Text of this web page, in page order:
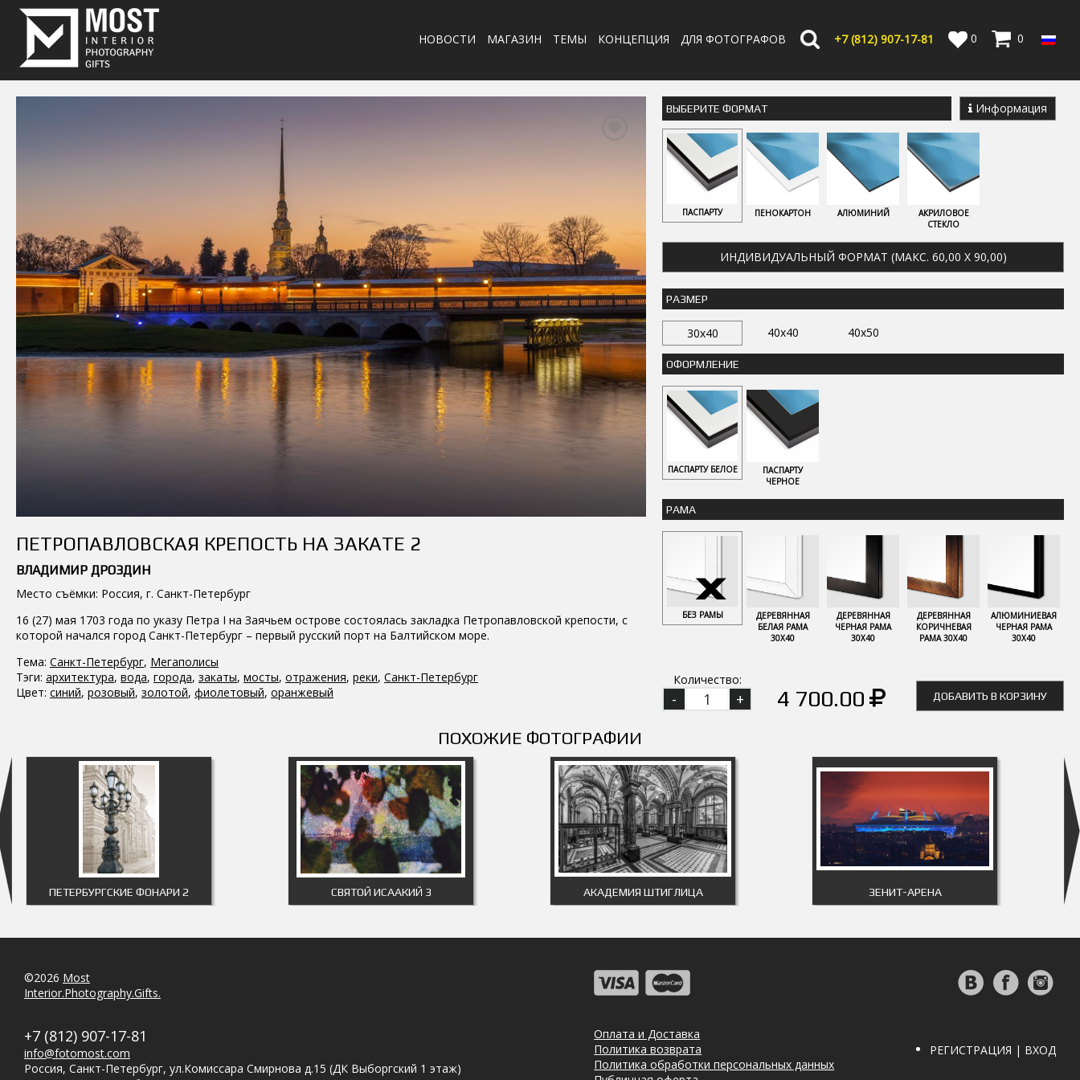
НОВОСТИ МАГАЗИН ТЕМЫ КОНЦЕПЦИЯ ДЛЯ ФОТОГРАФОВ +7 (812) 907-17-81 0 0
ПЕТРОПАВЛОВСКАЯ КРЕПОСТЬ НА ЗАКАТЕ 2
ВЛАДИМИР ДРОЗДИН
Место съёмки: Россия, г. Санкт-Петербург
16 (27) мая 1703 года по указу Петра I на Заячьем острове состоялась закладка Петропавловской крепости, с
которой начался город Санкт-Петербург – первый русский порт на Балтийском море.
Тема: Санкт-Петербург, Мегаполисы
Тэги: архитектура, вода, города, закаты, мосты, отражения, реки, Санкт-Петербург
Цвет: синий, розовый, золотой, фиолетовый, оранжевый
ВЫБЕРИТЕ ФОРМАТ Информация
ПАСПАРТУ ПЕНОКАРТОН АЛЮМИНИЙ
АКРИЛОВОЕ
СТЕКЛО
ИНДИВИДУАЛЬНЫЙ ФОРМАТ (МАКС. 60,00 X 90,00)
РАЗМЕР
30x40 40x40 40x50
ОФОРМЛЕНИЕ
ПАСПАРТУ БЕЛОЕ
ПАСПАРТУ
ЧЕРНОЕ
РАМА
БЕЗ РАМЫ
ДЕРЕВЯННАЯ
БЕЛАЯ РАМА
30Х40
ДЕРЕВЯННАЯ
ЧЕРНАЯ РАМА
30Х40
ДЕРЕВЯННАЯ
КОРИЧНЕВАЯ
РАМА 30Х40
АЛЮМИНИЕВАЯ
ЧЕРНАЯ РАМА
30Х40
Количество:
4 700.00 ДОБАВИТЬ В КОРЗИНУ
ПОХОЖИЕ ФОТОГРАФИИ
ПЕТЕРБУРГСКИЕ ФОНАРИ 2 СВЯТОЙ ИСААКИЙ 3 АКАДЕМИЯ ШТИГЛИЦА ЗЕНИТ-АРЕНА
©2026 Most
Interior.Photography.Gifts.
Оплата и Доставка
Политика возврата
Политика обработки персональных данных
+7 (812) 907-17-81
info@fotomost.com
Россия, Санкт-Петербург, ул.Комиссара Смирнова д.15 (ДК Выборгский 1 этаж)
РЕГИСТРАЦИЯ | ВХОД